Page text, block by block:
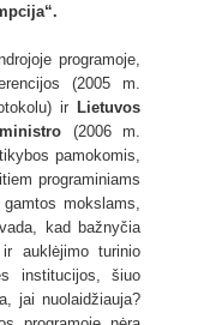
programoje,
(2005 m.
irLietuvos
(2006 m.
pamokomis,
programiniams
mokslams,
kad bažnyčia
auklėjimo turinio
institucijos, šiuo
jai nuolaidžiauja?